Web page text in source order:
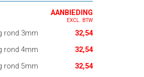
AANBIEDING
EXCL. BTW
rond 3mm
32,54
rond 4mm
32,54
rond 5mm
32,54